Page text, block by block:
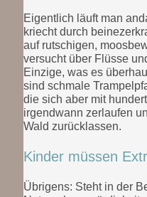
Eigentlich läuft man
kriecht durch
auf rutschigen,
versucht über Flüsse
Einzige, was es
sind schmale
die sich aber mit
irgendwann zerlaufen
Wald zurücklassen.
Kinder müssen
Übrigens: Steht in der